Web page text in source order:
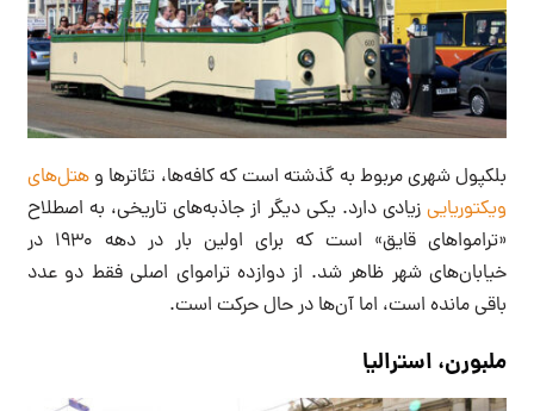
بلکپول شهری مربوط به گذشته است که کافه‌ها، تئاترها وهتل‌های
ویکتوریاییزیادی دارد. یکی دیگر از جاذبه‌های تاریخی، به اصطلاح
«ترامواهای قایق» است که برای اولین بار در دهه ۱۹۳۰ در
خیابان‌های شهر ظاهر شد. از دوازده تراموای اصلی فقط دو عدد
باقی مانده است، اما آن‌ها در حال حرکت است.
ملبورن، استرالیا